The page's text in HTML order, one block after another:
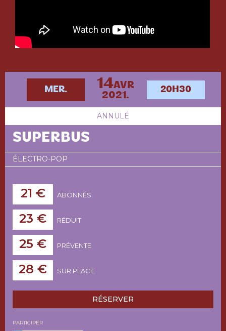
MER. 14AVR
2021.
20H30
ANNULÉ
SUPERBUS
ÉLECTRO-POP
21 € ABONNÉS
23 € RÉDUIT
25 € PRÉVENTE
28 € SUR PLACE
RÉSERVER
PARTICIPER